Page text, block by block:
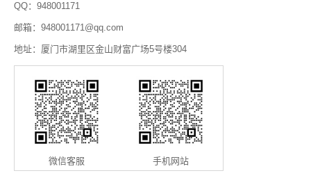
QQ：948001171
邮箱：948001171@qq.com
地址：厦门市湖里区金山财富广场5号楼304
微信客服 手机网站